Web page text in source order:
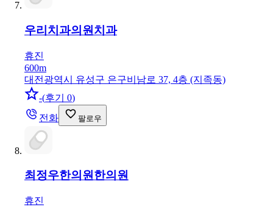
우리치과의원 치과
휴진
600m
대전광역시 유성구 은구비남로 37, 4층 (지족동)
-(후기 0)
전화
팔로우
최정우한의원한의원
휴진